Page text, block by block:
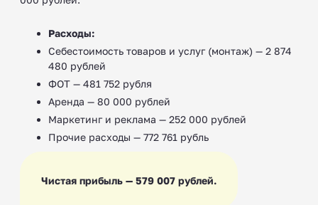
Расходы:
Себестоимость товаров и услуг (монтаж) — 2 874
480 рублей
ФОТ — 481 752 рубля
Аренда — 80 000 рублей
Маркетинг и реклама — 252 000 рублей
Прочие расходы — 772 761 рубль
Чистая прибыль — 579 007 рублей.